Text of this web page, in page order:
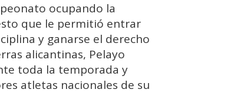
ocupando la
que le permitió entrar
y ganarse el derecho
alicantinas, Pelayo
toda la temporada y
atletas nacionales de su